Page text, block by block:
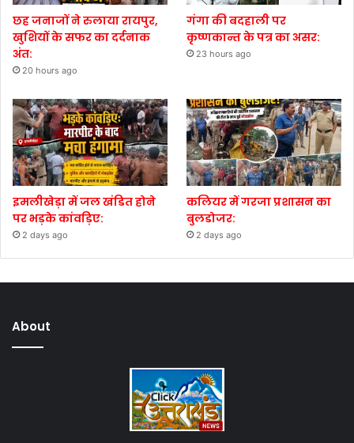
छह जनाजों ने रुलाया रायपुर,
खुशियों के सफर का दर्दनाक
अंत:
20 hours ago
गंगा की बदहाली पर
कृष्णकान्त के पत्र का असर:
23 hours ago
इमलीखेड़ा में जल खंडित होने
पर भड़के कांवड़िए:
2 days ago
कलियर में गरजा प्रशासन का
बुलडोजर:
2 days ago
About